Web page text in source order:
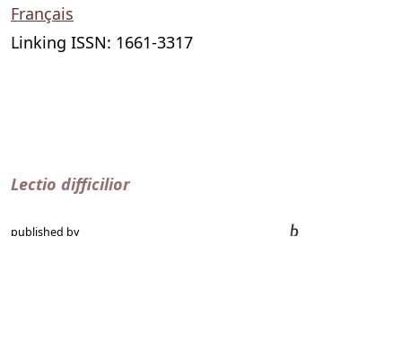
Français
Linking ISSN: 1661-3317
Lectio difficilior
published by